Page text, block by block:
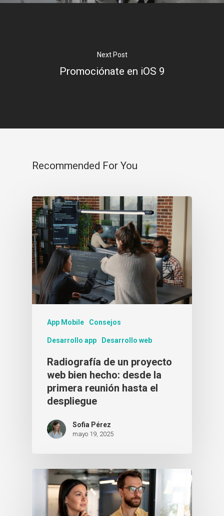
Next Post
Promociónate en iOS 9
Recommended For You
App Mobile Consejos
Desarrollo app Desarrollo web
Radiografía de un proyecto
web bien hecho: desde la
primera reunión hasta el
despliegue
Sofia Pérez
mayo 19, 2025
Contacto